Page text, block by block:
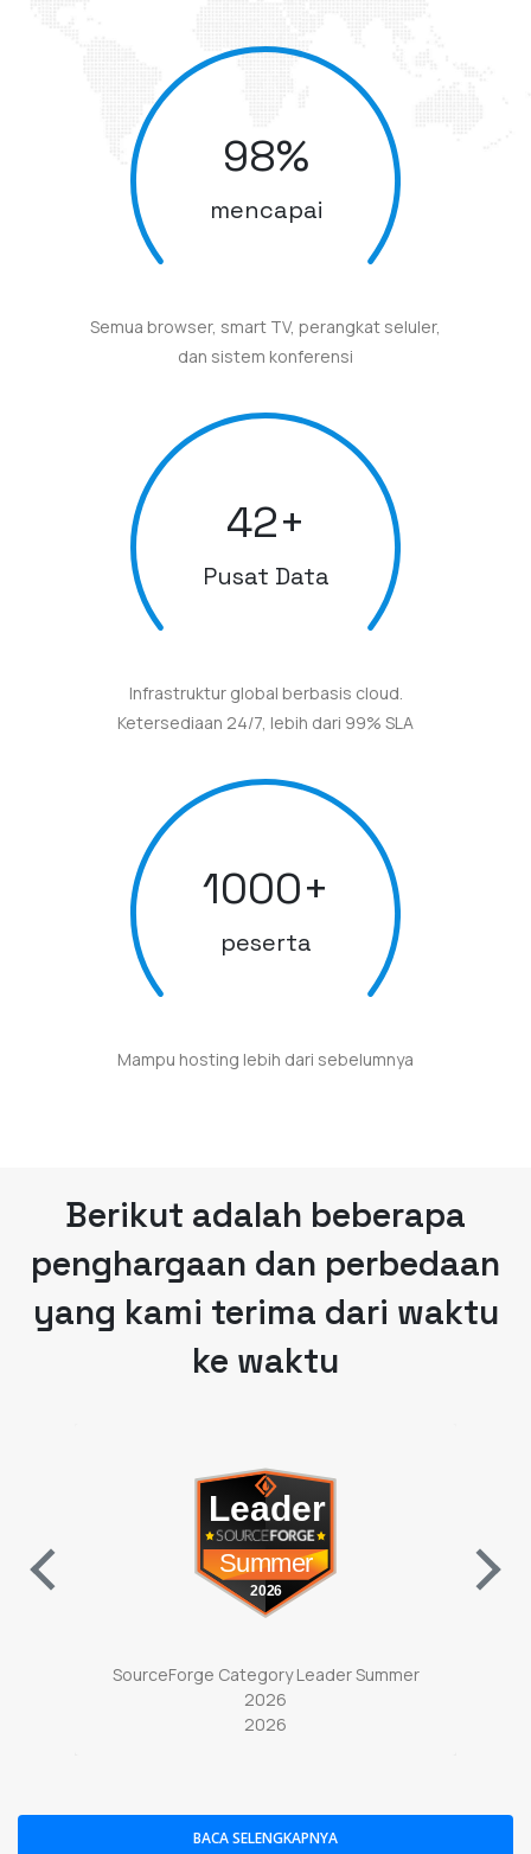
98%
mencapai
Semua browser, smart TV, perangkat seluler,
dan sistem konferensi
42+
Pusat Data
Infrastruktur global berbasis cloud.
Ketersediaan 24/7, lebih dari 99% SLA
1000+
peserta
Mampu hosting lebih dari sebelumnya
Berikut adalah beberapa
penghargaan dan perbedaan
yang kami terima dari waktu
ke waktu
SourceForge Category Leader Summer
2026
2026
BACA SELENGKAPNYA